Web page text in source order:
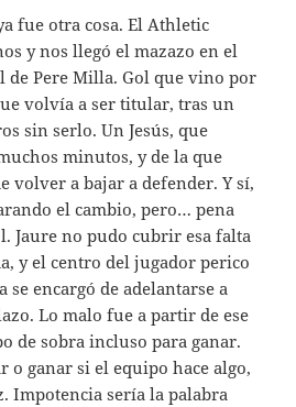
fue otra cosa. El Athletic
y nos llegó el mazazo en el
de Pere Milla. Gol que vino por
volvía a ser titular, tras un
sin serlo. Un Jesús, que
minutos, y de la que
volver a bajar a defender. Y sí,
el cambio, pero… pena
Jaure no pudo cubrir esa falta
y el centro del jugador perico
encargó de adelantarse a
Lo malo fue a partir de ese
de sobra incluso para ganar.
o ganar si el equipo hace algo,
Impotencia sería la palabra